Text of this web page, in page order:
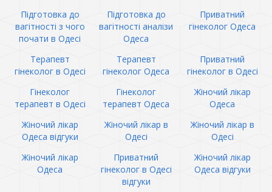
Підготовка до
вагітності з чого
почати в Одесі
Підготовка до
вагітності аналізи
Одеса
Приватний
гінеколог Одеса
Терапевт
гінеколог в Одесі
Терапевт
гінеколог Одеса
Приватний
гінеколог в Одесі
Гінеколог
терапевт в Одесі
Гінеколог
терапевт Одеса
Жіночий лікар
Одеса
Жіночий лікар
Одеса відгуки
Жіночий лікар в
Одесі
Жіночий лікар в
Одесі
Жіночий лікар
Одеса
Приватний
гінеколог в Одесі
відгуки
Жіночий лікар
Одеса відгуки